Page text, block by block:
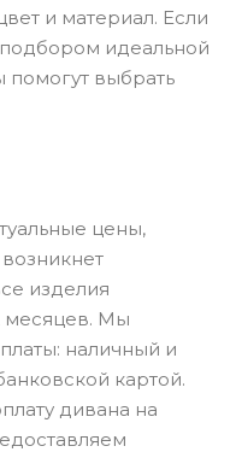
и материал. Если
идеальной
помогут выбрать
цены,
изделия
месяцев. Мы
наличный и
картой.
дивана на